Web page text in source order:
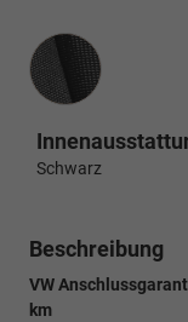
Innenausstattung
Schwarz
Beschreibung
VW
km